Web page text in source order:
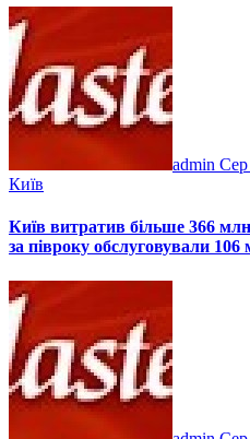
admin Сер
Київ
Київ витратив більше 366
за півроку обслуговували